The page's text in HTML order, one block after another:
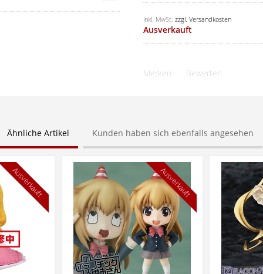
inkl. MwSt. zzgl. Versandkosten
Ausverkauft
Merken Bewerten
Ähnliche Artikel Kunden haben sich ebenfalls angesehen
Ausverkauft Ausverkauft